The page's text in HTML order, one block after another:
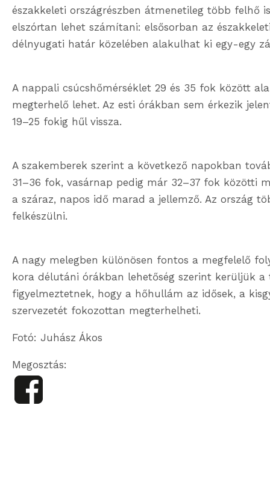
északkeleti országrészben átmenetileg több felhő
elszórtan lehet számítani: elsősorban az
délnyugati határ közelében alakulhat ki egy-egy
A nappali csúcshőmérséklet 29 és 35 fok között
megterhelő lehet. Az esti órákban sem érkezik
19–25 fokig hűl vissza.
A szakemberek szerint a következő napokban
31–36 fok, vasárnap pedig már 32–37 fok közötti
a száraz, napos idő marad a jellemző. Az ország
felkészülni.
A nagy melegben különösen fontos a megfelelő
kora délutáni órákban lehetőség szerint kerüljük
figyelmeztetnek, hogy a hőhullám az idősek, a
szervezetét fokozottan megterhelheti.
Fotó: Juhász Ákos
Megosztás: